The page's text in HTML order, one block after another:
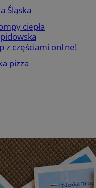
Śląska
ciepła
z częściami online!
pizza